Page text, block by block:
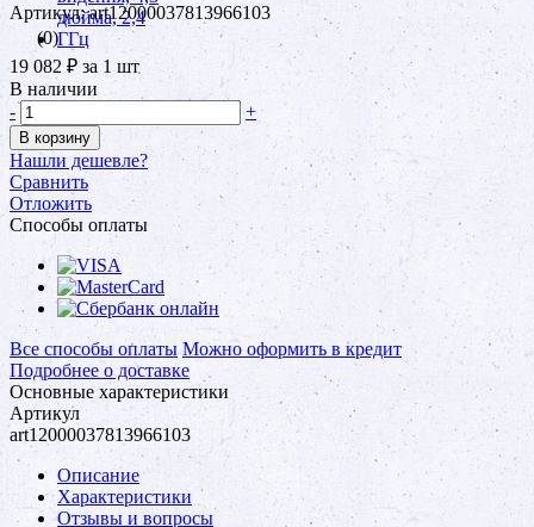
Артикул: art12000037813966103
(0)
19 082 ₽ за 1 шт
В наличии
-
+
В корзину
Нашли дешевле?
Сравнить
Отложить
Способы оплаты
Все способы оплаты Можно оформить в кредит
Подробнее о доставке
Основные характеристики
Артикул
art12000037813966103
Описание
Характеристики
Отзывы и вопросы